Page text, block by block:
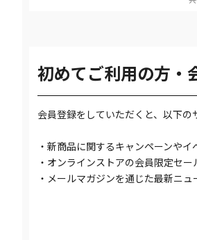
初めてご利用の方・
会員登録をしていただくと、以下の
・新商品に関するキャンペーンや
・オンラインストアの会員限定セ
・メールマガジンを通じた最新ニ